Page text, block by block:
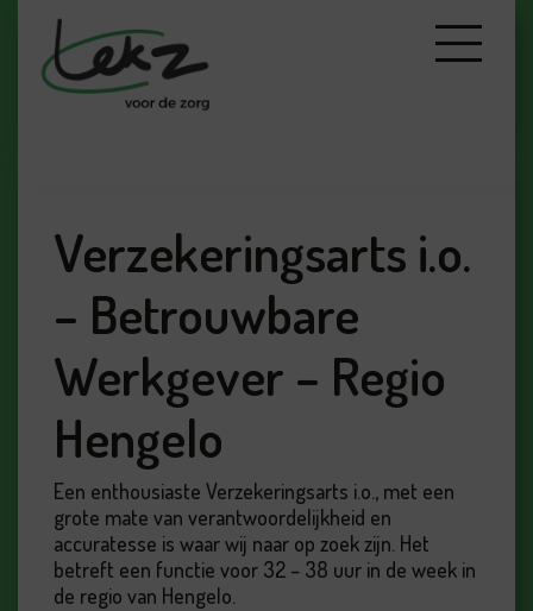
Verzekeringsarts i.o.
– Betrouwbare
Werkgever – Regio
Hengelo
Een enthousiaste Verzekeringsarts i.o., met een
grote mate van verantwoordelijkheid en
accuratesse is waar wij naar op zoek zijn. Het
betreft een functie voor 32 – 38 uur in de week in
de regio van Hengelo.